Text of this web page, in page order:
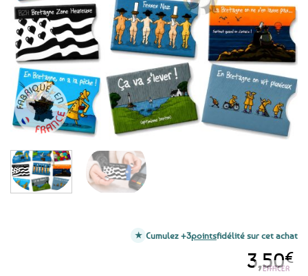
aux
favoris
3,50€
EFFACER
Cumulez +3pointsfidélité sur cet achat